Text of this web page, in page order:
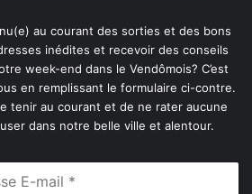
au courant des sorties et des bons
inédites et recevoir des conseils
week-end dans le Vendômois? C’est
en remplissant le formulaire ci-contre.
tenir au courant et de ne rater aucune
dans notre belle ville et alentour.